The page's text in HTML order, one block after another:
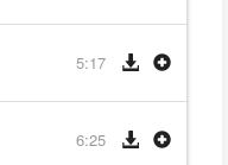
5:17
6:25